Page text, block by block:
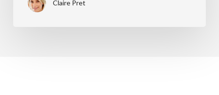
Claire Pret